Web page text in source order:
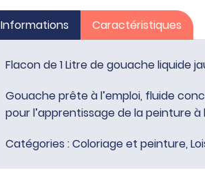
Informations Caractéristiques
Flacon de 1 Litre de gouache liquide
Gouache prête à l’emploi, fluide
pour l’apprentissage de la peinture
Catégories :Coloriage et peinture,